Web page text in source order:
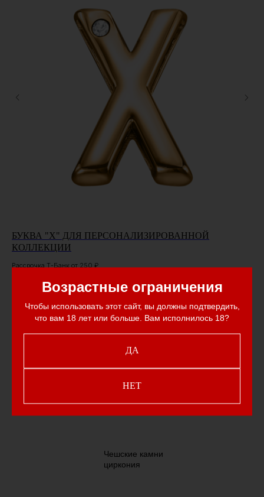
Возрастные ограничения
Чтобы использовать этот сайт, вы должны подтвердить,
что вам 18 лет или больше. Вам исполнилось 18?
ДА
НЕТ
БУКВА "X" ДЛЯ ПЕРСОНАЛИЗИРОВАННОЙ
КОЛЛЕКЦИИ
Рассрочка Т-Банк от 250 ₽
кожа от Givenchy
Чешские камни
циркония